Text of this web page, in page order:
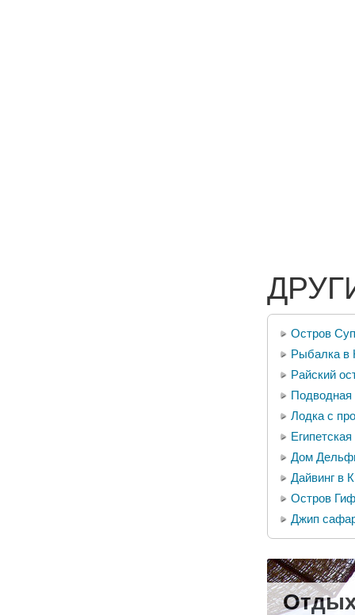
Остров
Рыбалка в
Райский
Лодка с
Дом
Дайвинг в
Остров
Джип